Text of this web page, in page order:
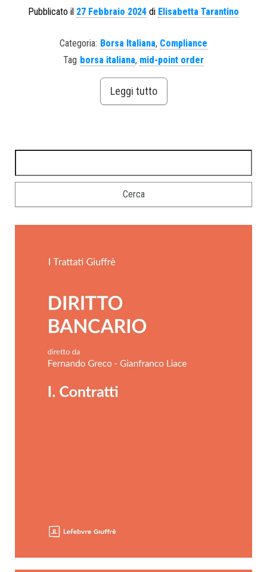
Pubblicato il 27 Febbraio 2024 di Elisabetta Tarantino
Categoria: Borsa Italiana, Compliance
Tag borsa italiana, mid-point order
Leggi tutto